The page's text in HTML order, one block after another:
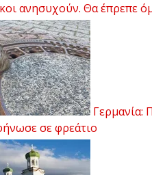
ανησυχούν. Θα έπρεπε
Γερμανία:
σε φρεάτιο